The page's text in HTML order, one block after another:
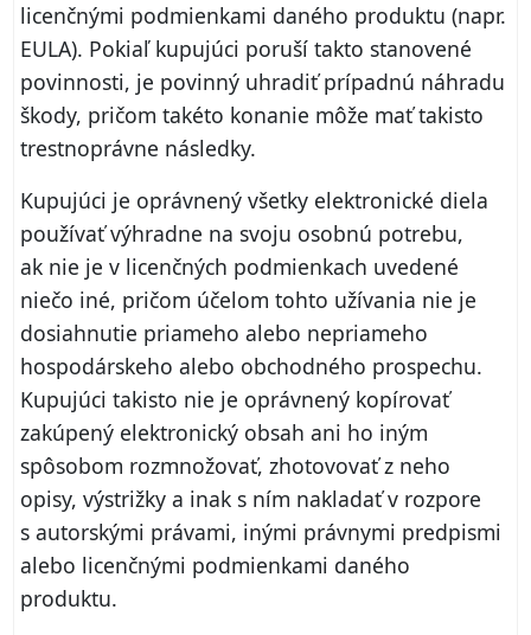
licenčnými podmienkami daného produktu (napr.
EULA). Pokiaľ kupujúci poruší takto stanovené
povinnosti, je povinný uhradiť prípadnú náhradu
škody, pričom takéto konanie môže mať takisto
trestnoprávne následky.
Kupujúci je oprávnený všetky elektronické diela
používať výhradne na svoju osobnú potrebu,
ak nie je v licenčných podmienkach uvedené
niečo iné, pričom účelom tohto užívania nie je
dosiahnutie priameho alebo nepriameho
hospodárskeho alebo obchodného prospechu.
Kupujúci takisto nie je oprávnený kopírovať
zakúpený elektronický obsah ani ho iným
spôsobom rozmnožovať, zhotovovať z neho
opisy, výstrižky a inak s ním nakladať v rozpore
s autorskými právami, inými právnymi predpismi
alebo licenčnými podmienkami daného
produktu.